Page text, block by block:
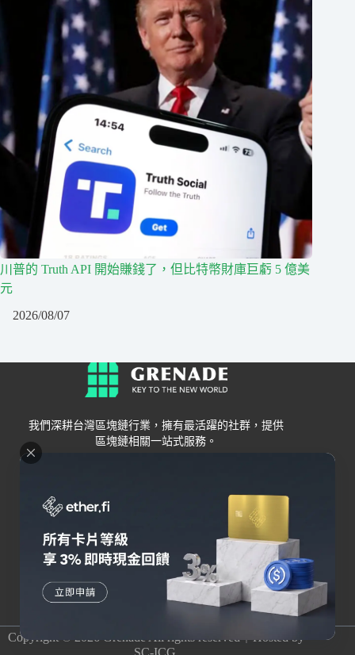
川普的 Truth API 開始賺錢了，但比特幣財庫巨虧 5 億美
元
2026/08/07
我們深耕台灣區塊鏈行業，擁有最活躍的社群，提供
區塊鏈相關一站式服務。
Grenade
關於我們
聯絡我們
錢包
交易所
Bybit
OKX
HOYA BIT
其他
Copyright © 2026 Grenade All rights reserved｜Hosted by
SC-ICG.